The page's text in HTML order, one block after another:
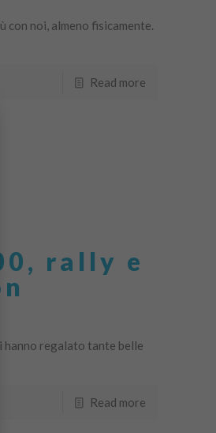
con noi, almeno fisicamente.
Read more
rally e
hanno regalato tante belle
Read more